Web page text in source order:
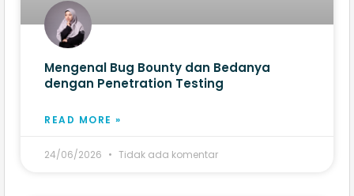
Mengenal Bug Bounty dan Bedanya
dengan Penetration Testing
READ MORE »
24/06/2026 Tidak ada komentar